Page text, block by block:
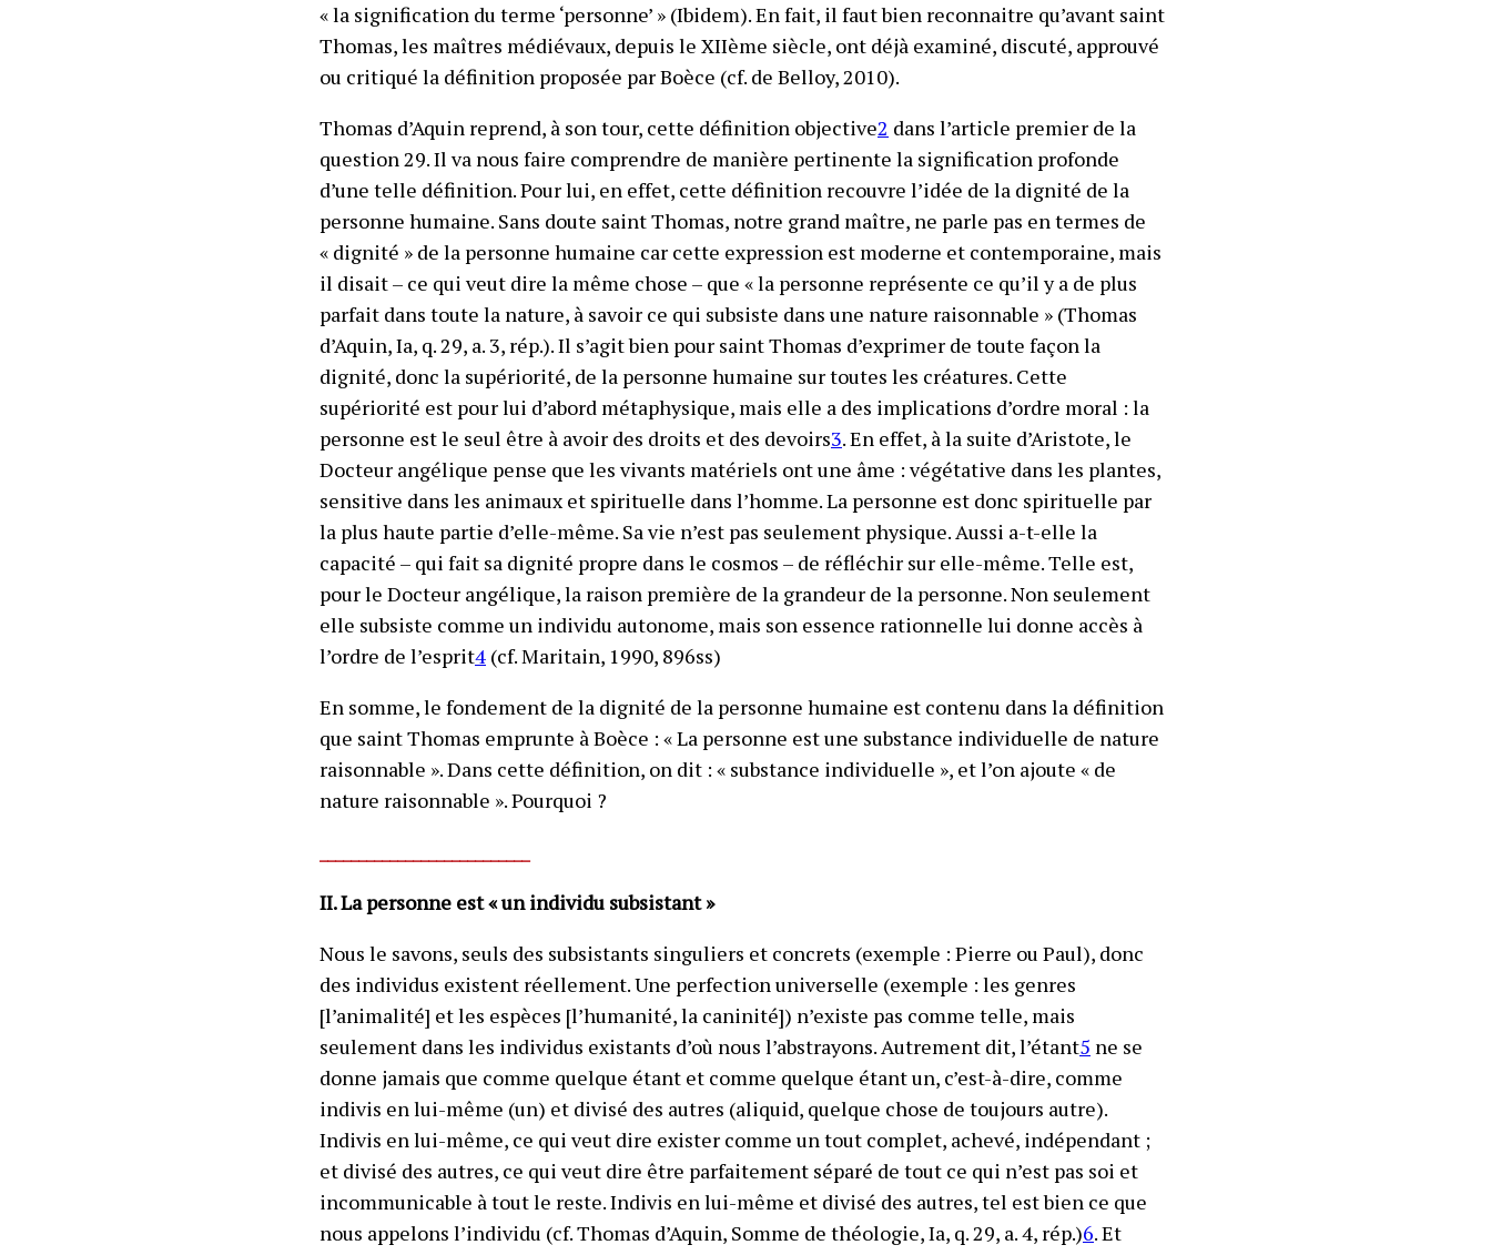
« la signification du terme ‘personne’ » (Ibidem). En fait, il faut bien reconnaitre qu’avant saint
Thomas, les maîtres médiévaux, depuis le XIIème siècle, ont déjà examiné, discuté, approuvé
ou critiqué la définition proposée par Boèce (cf. de Belloy, 2010).
Thomas d’Aquin reprend, à son tour, cette définition objective2 dans l’article premier de la
question 29. Il va nous faire comprendre de manière pertinente la signification profonde
d’une telle définition. Pour lui, en effet, cette définition recouvre l’idée de la dignité de la
personne humaine. Sans doute saint Thomas, notre grand maître, ne parle pas en termes de
« dignité » de la personne humaine car cette expression est moderne et contemporaine, mais
il disait – ce qui veut dire la même chose – que « la personne représente ce qu’il y a de plus
parfait dans toute la nature, à savoir ce qui subsiste dans une nature raisonnable » (Thomas
d’Aquin,Ia, q. 29, a. 3, rép.). Il s’agit bien pour saint Thomas d’exprimer de toute façon la
dignité, donc la supériorité, de la personne humaine sur toutes les créatures. Cette
supériorité est pour lui d’abord métaphysique, mais elle a des implications d’ordre moral : la
personne est le seul être à avoir des droits et des devoirs3. En effet, à la suite d’Aristote, le
Docteur angélique pense que les vivants matériels ont une âme : végétative dans les plantes,
sensitive dans les animaux et spirituelle dans l’homme.La personne est donc spirituelle par
la plus haute partie d’elle-même. Sa vie n’est pas seulement physique.Aussi a-t-elle la
capacité – qui fait sa dignité propre dans le cosmos – de réfléchir sur elle-même. Telle est,
pour le Docteur angélique, la raison première de la grandeur de la personne. Non seulement
elle subsiste comme un individu autonome, mais son essence rationnelle lui donne accès à
l’ordre de l’esprit4 (cf. Maritain, 1990, 896ss)
En somme, le fondement de la dignité de la personne humaine est contenu dans la définition
que saint Thomas emprunte à Boèce : « La personne est une substance individuelle de nature
raisonnable ». Dans cette définition, on dit : « substance individuelle », et l’on ajoute « de
nature raisonnable ». Pourquoi ?
II. La personne est « un individu subsistant »
Nous le savons, seuls des subsistants singuliers et concrets (exemple : Pierre ou Paul), donc
des individus existent réellement. Une perfection universelle (exemple : les genres
[l’animalité] et les espèces [l’humanité, la caninité]) n’existe pas comme telle, mais
seulement dans les individus existants d’où nous l’abstrayons. Autrement dit, l’étant5 ne se
donne jamais que comme quelque étant et comme quelque étantun, c’est-à-dire, comme
indivis en lui-même (un) et divisé des autres (aliquid, quelque chose de toujours autre).
Indivis en lui-même, ce qui veut dire exister comme un tout complet, achevé, indépendant ;
et divisé des autres, ce qui veut dire être parfaitement séparé de tout ce qui n’est pas soi et
incommunicable à tout le reste. Indivis en lui-même et divisé des autres, tel est bien ce que
nous appelons l’individu (cf. Thomas d’Aquin, Somme de théologie, Ia, q. 29, a. 4, rép.)6. Et